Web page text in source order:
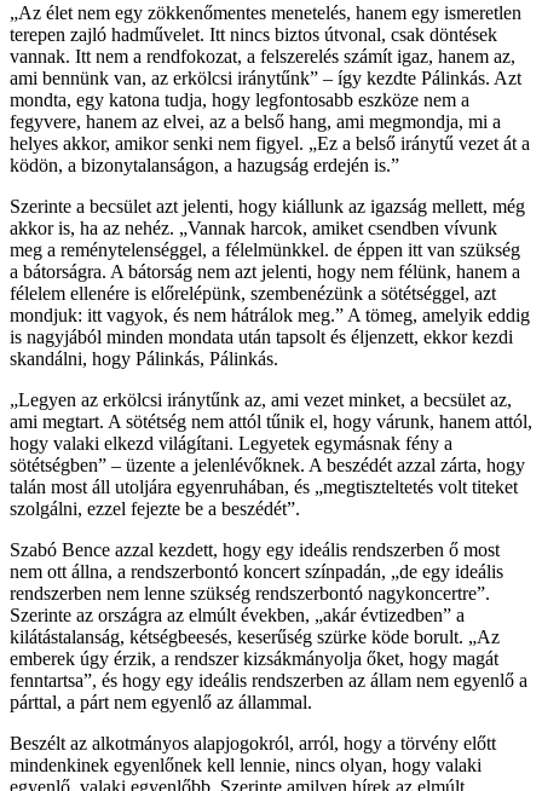
„Az élet nem egy zökkenőmentes menetelés, hanem egy ismeretlen
terepen zajló hadművelet. Itt nincs biztos útvonal, csak döntések
vannak. Itt nem a rendfokozat, a felszerelés számít igaz, hanem az,
ami bennünk van, az erkölcsi iránytűnk” – így kezdte Pálinkás. Azt
mondta, egy katona tudja, hogy legfontosabb eszköze nem a
fegyvere, hanem az elvei, az a belső hang, ami megmondja, mi a
helyes akkor, amikor senki nem figyel. „Ez a belső iránytű vezet át a
ködön, a bizonytalanságon, a hazugság erdején is.”
Szerinte a becsület azt jelenti, hogy kiállunk az igazság mellett, még
akkor is, ha az nehéz. „Vannak harcok, amiket csendben vívunk
meg a reménytelenséggel, a félelmünkkel. de éppen itt van szükség
a bátorságra. A bátorság nem azt jelenti, hogy nem félünk, hanem a
félelem ellenére is előrelépünk, szembenézünk a sötétséggel, azt
mondjuk: itt vagyok, és nem hátrálok meg.” A tömeg, amelyik eddig
is nagyjából minden mondata után tapsolt és éljenzett, ekkor kezdi
skandálni, hogy Pálinkás, Pálinkás.
„Legyen az erkölcsi iránytűnk az, ami vezet minket, a becsület az,
ami megtart. A sötétség nem attól tűnik el, hogy várunk, hanem attól,
hogy valaki elkezd világítani. Legyetek egymásnak fény a
sötétségben” – üzente a jelenlévőknek. A beszédét azzal zárta, hogy
talán most áll utoljára egyenruhában, és „megtiszteltetés volt titeket
szolgálni, ezzel fejezte be a beszédét”.
Szabó Bence azzal kezdett, hogy egy ideális rendszerben ő most
nem ott állna, a rendszerbontó koncert színpadán, „de egy ideális
rendszerben nem lenne szükség rendszerbontó nagykoncertre”.
Szerinte az országra az elmúlt években, „akár évtizedben” a
kilátástalanság, kétségbeesés, keserűség szürke köde borult. „Az
emberek úgy érzik, a rendszer kizsákmányolja őket, hogy magát
fenntartsa”, és hogy egy ideális rendszerben az állam nem egyenlő a
párttal, a párt nem egyenlő az állammal.
Beszélt az alkotmányos alapjogokról, arról, hogy a törvény előtt
mindenkinek egyenlőnek kell lennie, nincs olyan, hogy valaki
egyenlő, valaki egyenlőbb. Szerinte amilyen hírek az elmúlt